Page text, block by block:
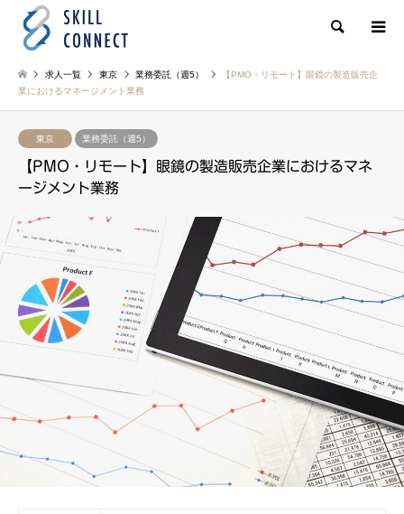
検索
求人一覧 東京 業務委託（週5）
【PMO・リモート】眼鏡の製造販売企
業におけるマネージメント業務
東京 業務委託（週5）
【PMO・リモート】眼鏡の製造販売企業におけるマネ
ージメント業務